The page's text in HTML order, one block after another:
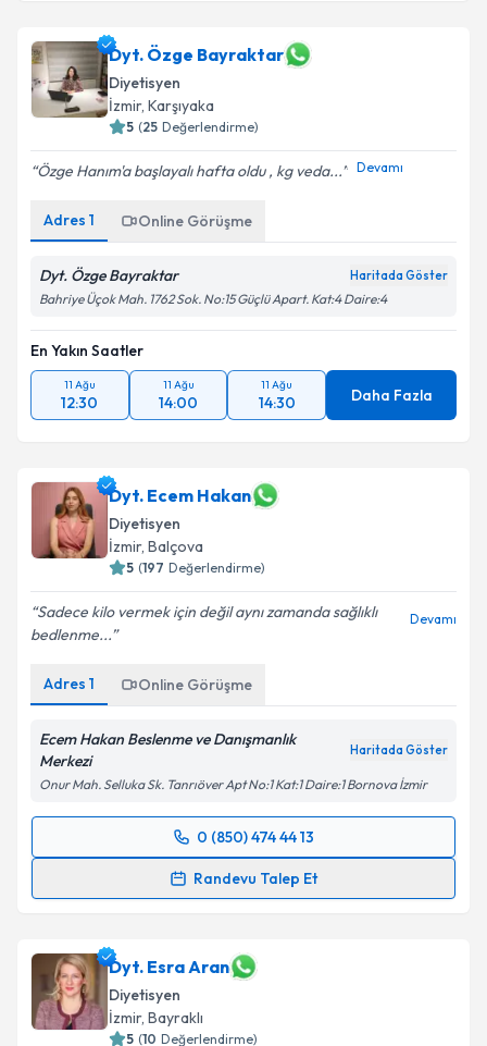
Dyt. Özge Bayraktar
Diyetisyen
İzmir, Karşıyaka
5 (25 Değerlendirme)
Özge Hanım'a başlayalı hafta oldu , kg veda... Devamı
Adres 1 Online Görüşme
Dyt. Özge Bayraktar Haritada Göster
Bahriye Üçok Mah. 1762 Sok. No:15 Güçlü Apart. Kat:4 Daire:4
En Yakın Saatler
11 Ağu
12:30
11 Ağu
14:00
11 Ağu
14:30 Daha Fazla
Dyt. Ecem Hakan
Diyetisyen
İzmir, Balçova
5 (197 Değerlendirme)
Sadece kilo vermek için değil aynı zamanda sağlıklı
bedlenme...
Devamı
Adres 1 Online Görüşme
Ecem Hakan Beslenme ve Danışmanlık
Merkezi
Haritada Göster
Onur Mah. Selluka Sk. Tanrıöver Apt No:1 Kat:1 Daire:1 Bornova İzmir
0 (850) 474 44 13
Randevu Talep Et
Randevu Takvimi Talebi
takvim hazırlandığında e-posta ile bilgilendireceğiz.
E-posta Adresiniz
Dyt. Esra Aran
Diyetisyen
İzmir, Bayraklı
5 (10 Değerlendirme)